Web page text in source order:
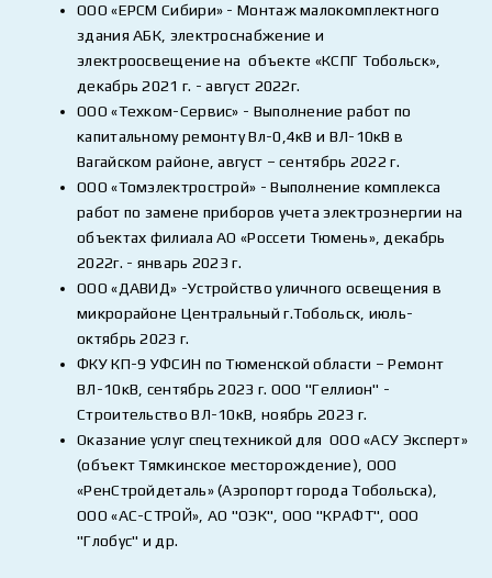
ООО «ЕРСМ Сибири» - Монтаж малокомплектного
здания АБК, электроснабжение и
электроосвещение на объекте «КСПГ Тобольск»,
декабрь 2021 г. - август 2022г.
ООО «Техком-Сервис» - Выполнение работ по
капитальному ремонту Вл-0,4кВ и ВЛ-10кВ в
Вагайском районе, август – сентябрь 2022 г.
ООО «Томэлектрострой» - Выполнение комплекса
работ по замене приборов учета электроэнергии на
объектах филиала АО «Россети Тюмень», декабрь
2022г. - январь 2023 г.
ООО «ДАВИД» -Устройство уличного освещения в
микрорайоне Центральный г.Тобольск, июль-
октябрь 2023 г.
ФКУ КП-9 УФСИН по Тюменской области – Ремонт
ВЛ-10кВ, сентябрь 2023 г. ООО "Геллион" -
Строительство ВЛ-10кВ, ноябрь 2023 г.
Оказание услуг спецтехникой для ООО «АСУ Эксперт»
(объект Тямкинское месторождение), ООО
«РенСтройдеталь» (Аэропорт города Тобольска),
ООО «АС-СТРОЙ», АО "ОЭК", ООО "КРАФТ", ООО
"Глобус" и др.